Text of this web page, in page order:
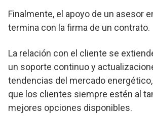
Finalmente, el apoyo de un asesor
termina con la firma de un contrato.
La relación con el cliente se
un soporte continuo y
tendencias del mercado
que los clientes siempre estén al
mejores opciones disponibles.